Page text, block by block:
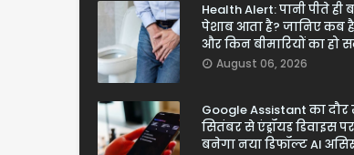
Health Alert: पानी पीते ही
पेशाब आता है? जानिए कब
और किन बीमारियों का हो
August 06, 2026
Google Assistant का दौर
सितंबर से एंड्रॉयड डिवाइस
बनेगा नया डिफॉल्ट AI